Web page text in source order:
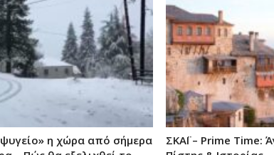
η χώρα από σήμερα
ΣΚΑΪ – Prime Time: